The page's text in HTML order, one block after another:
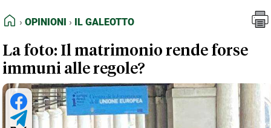
FEED RSS
NORMATIVE DEONTOLOGICHE
TERMINI e CONDIZIONI
HOME
OPINIONI IL GALEOTTO
La foto: Il matrimonio rende forse
immuni alle regole?